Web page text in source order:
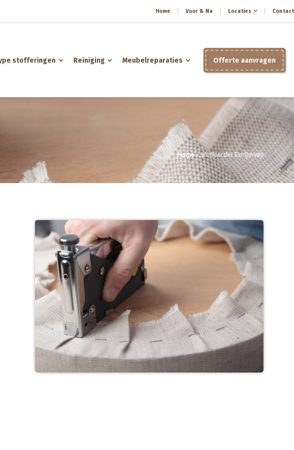
Home Voor & Na Locaties Contact
Offerte aanvragen
stofferingen Reiniging Meubelreparaties
Home»Stoffeerder Eindhoven